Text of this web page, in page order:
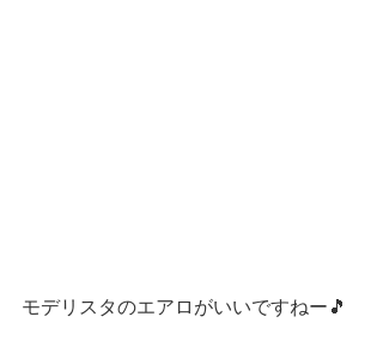
モデリスタのエアロがいいですねー🎵